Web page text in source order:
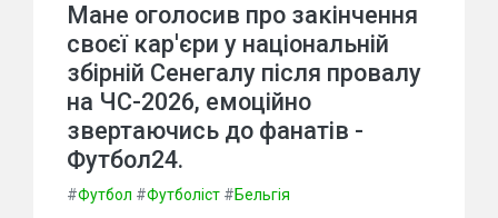
Мане оголосив про закінчення
своєї кар'єри у національній
збірній Сенегалу після провалу
на ЧС-2026, емоційно
звертаючись до фанатів -
Футбол24.
#Футбол #Футболіст #Бельгія